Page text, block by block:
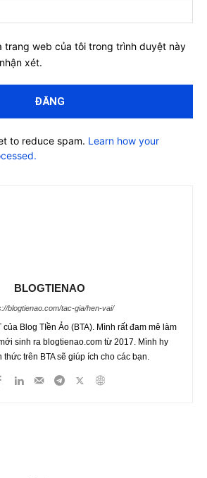
trang web của tôi trong trình duyệt này
xét.
to reduce spam. Learn how your
BLOGTIENAO
blogtienao.com/tac-gia/hen-vai/
của Blog TIền Ảo (BTA). Mình rất đam mê làm
sinh ra blogtienao.com từ 2017. Mình hy
thức trên BTA sẽ giúp ích cho các bạn.